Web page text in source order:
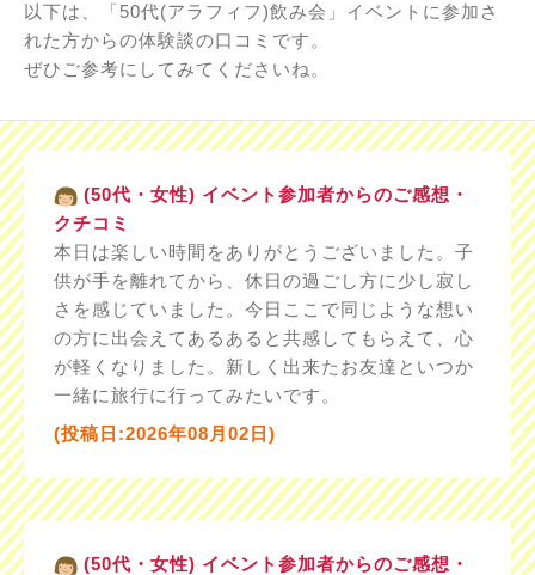
以下は、「50代(アラフィフ)飲み会」イベントに参加さ
れた方からの体験談の口コミです。
ぜひご参考にしてみてくださいね。
(50代・女性) イベント参加者からのご感想・
クチコミ
本日は楽しい時間をありがとうございました。子
供が手を離れてから、休日の過ごし方に少し寂し
さを感じていました。今日ここで同じような想い
の方に出会えてあるあると共感してもらえて、心
が軽くなりました。新しく出来たお友達といつか
一緒に旅行に行ってみたいです。
(投稿日:2026年08月02日)
(50代・女性) イベント参加者からのご感想・